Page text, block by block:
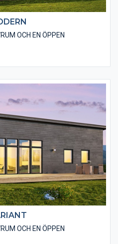
OCH EN ÖPPEN
utan markanta
vilket innebär en härlig rymd i
alternativ på utvändiga
OCH EN ÖPPEN